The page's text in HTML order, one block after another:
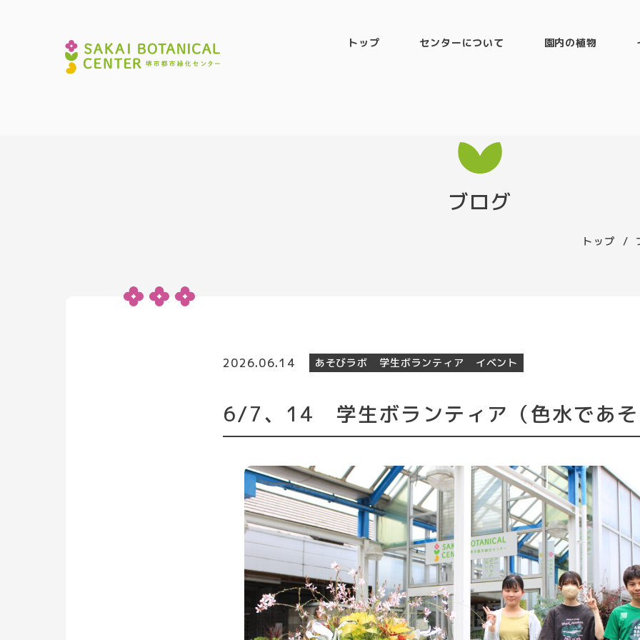
トップ センターについて 園内の植物
ブログ
トップ
2026.06.14 あそびラボ 学生ボランティア イベント
6/7、14 学生ボランティア（色水であ